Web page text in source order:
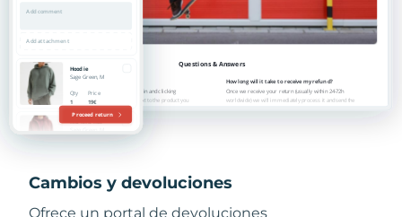
Cambios y devoluciones
Ofrece un portal de devoluciones